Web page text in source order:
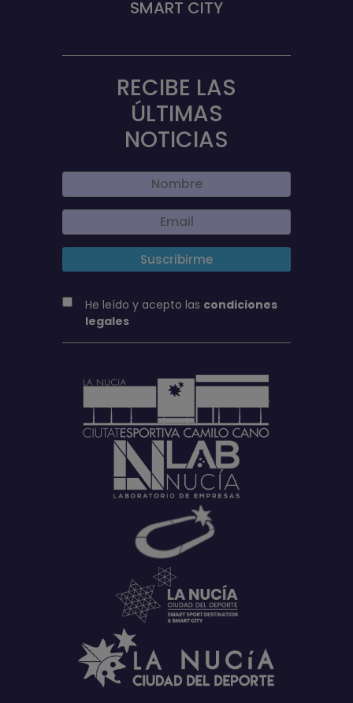
SMART CITY
RECIBE LAS
ÚLTIMAS
NOTICIAS
He leído y acepto las condiciones
legales